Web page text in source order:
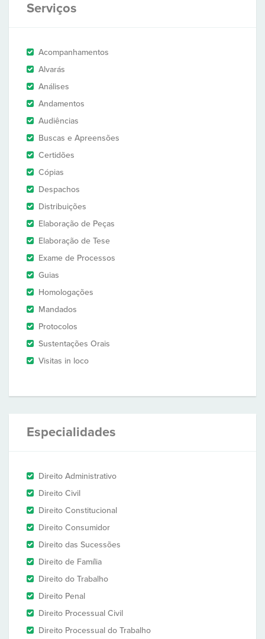
Serviços
Acompanhamentos
Alvarás
Análises
Andamentos
Audiências
Buscas e Apreensões
Certidões
Cópias
Despachos
Distribuições
Elaboração de Peças
Elaboração de Tese
Exame de Processos
Guias
Homologações
Mandados
Protocolos
Sustentações Orais
Visitas in loco
Especialidades
Direito Administrativo
Direito Civil
Direito Constitucional
Direito Consumidor
Direito das Sucessões
Direito de Família
Direito do Trabalho
Direito Penal
Direito Processual Civil
Direito Processual do Trabalho